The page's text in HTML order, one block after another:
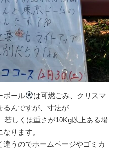
ボール
は可燃ごみ、クリスマ
るんですが、寸法が
若しくは重さが10Kg以上ある場
ります。
うのでホームページやゴミカ